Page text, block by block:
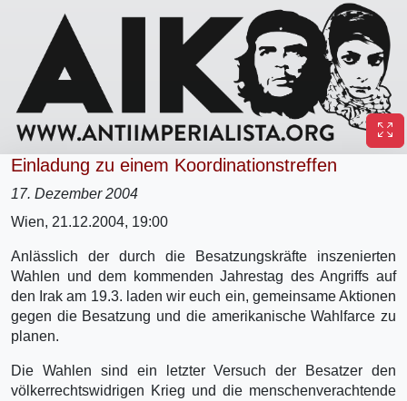
Einladung zu einem Koordinationstreffen
17. Dezember 2004
Wien, 21.12.2004, 19:00
Anlässlich der durch die Besatzungskräfte inszenierten
Wahlen und dem kommenden Jahrestag des Angriffs auf
den Irak am 19.3. laden wir euch ein, gemeinsame Aktionen
gegen die Besatzung und die amerikanische Wahlfarce zu
planen.
Die Wahlen sind ein letzter Versuch der Besatzer den
völkerrechtswidrigen Krieg und die menschenverachtende